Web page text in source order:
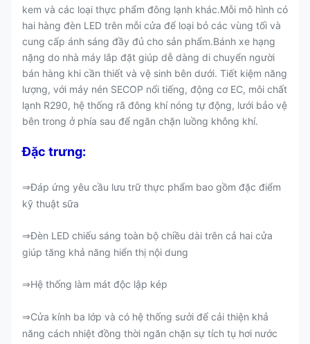
kem và các loại thực phẩm đông lạnh khác.Mỗi mô hình có
hai hàng đèn LED trên mỗi cửa để loại bỏ các vùng tối và
cung cấp ánh sáng đầy đủ cho sản phẩm.Bánh xe hạng
nặng do nhà máy lắp đặt giúp dễ dàng di chuyển người
bán hàng khi cần thiết và vệ sinh bên dưới. Tiết kiệm năng
lượng, với máy nén SECOP nổi tiếng, động cơ EC, môi chất
lạnh R290, hệ thống rã đông khí nóng tự động, lưới bảo vệ
bên trong ở phía sau để ngăn chặn luồng không khí.
Đặc trưng:
⇒Đáp ứng yêu cầu lưu trữ thực phẩm bao gồm đặc điểm
kỹ thuật sữa
⇒Đèn LED chiếu sáng toàn bộ chiều dài trên cả hai cửa
giúp tăng khả năng hiển thị nội dung
⇒Hệ thống làm mát độc lập kép
⇒Cửa kính ba lớp và có hệ thống sưởi để cải thiện khả
năng cách nhiệt đồng thời ngăn chặn sự tích tụ hơi nước